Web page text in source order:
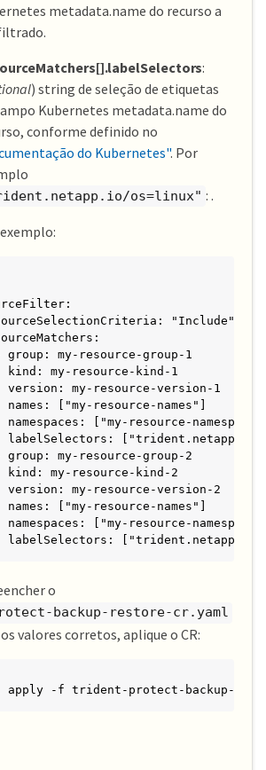
metadata.name do recurso a
:
) string de seleção de etiquetas
Kubernetes metadata.name do
conforme definido no
do Kubernetes". Por
os=linux" : .
"Include"
group: my-resource-group-1
kind: my-resource-kind-1
version: my-resource-version-1
names: ["my-resource-names"]
namespaces: ["my-resource-
labelSelectors:
group: my-resource-group-2
kind: my-resource-kind-2
version: my-resource-version-2
names: ["my-resource-names"]
namespaces: ["my-resource-
labelSelectors:
o
backup-restore-cr.yaml
valores corretos, aplique o CR:
apply -f trident-protect-backup-